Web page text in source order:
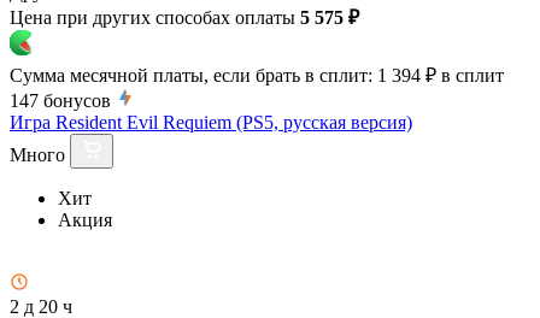
Цена при других способах оплаты 5 575 ₽
Сумма месячной платы, если брать в сплит: 1 394 ₽ в сплит
147 бонусов
Игра Resident Evil Requiem (PS5, русская версия)
Много
Хит
Акция
2 д 20 ч